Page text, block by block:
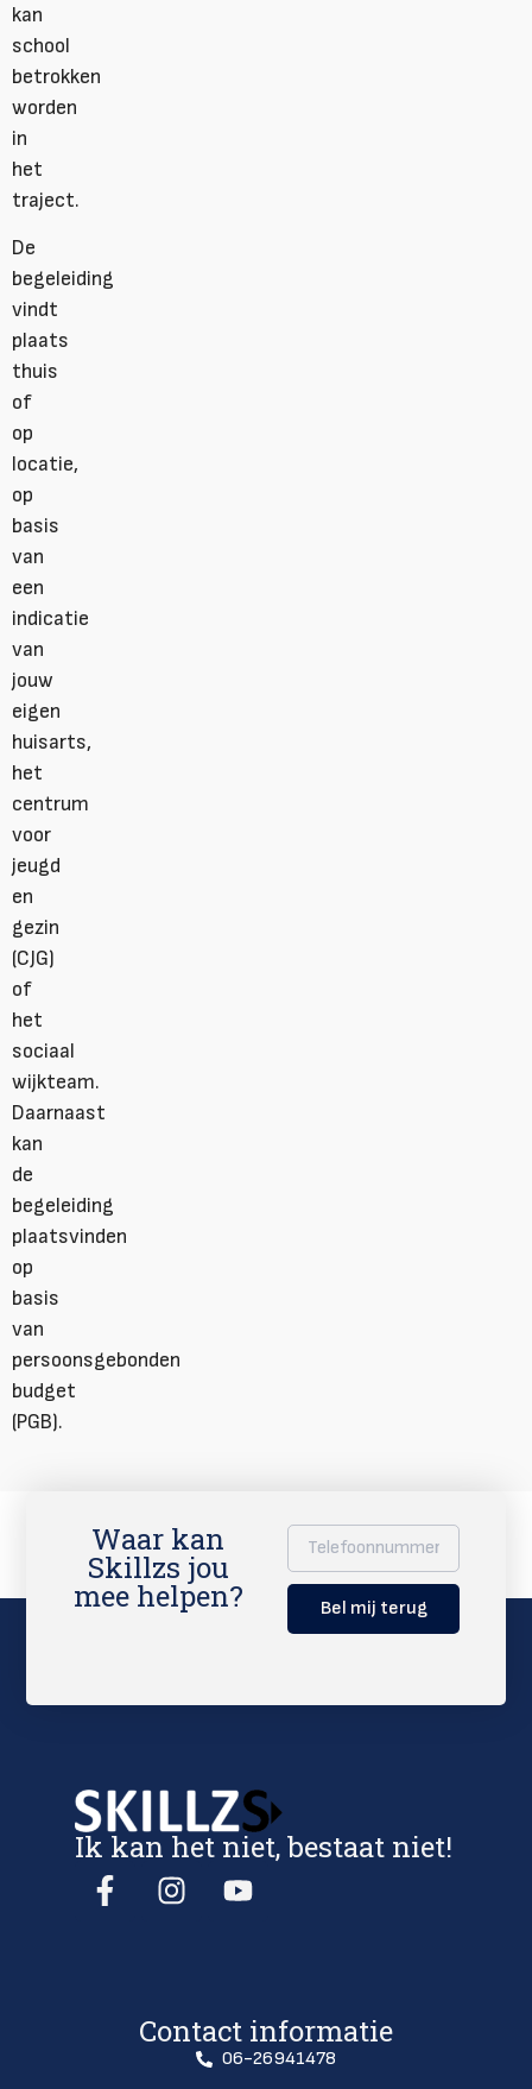
kan
school
betrokken
worden
in
het
traject.
De
begeleiding
vindt
plaats
thuis
of
op
locatie,
op
basis
van
een
indicatie
van
jouw
eigen
huisarts,
het
centrum
voor
jeugd
en
gezin
(CJG)
of
het
sociaal
wijkteam.
Daarnaast
kan
de
begeleiding
plaatsvinden
op
basis
van
persoonsgebonden
budget
(PGB).
Waar kan
Skillzs jou
mee helpen? Bel mij terug
Ik kan het niet, bestaat niet!
Contact informatie
06-26941478